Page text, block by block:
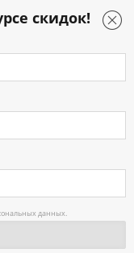
скидок!
данных.